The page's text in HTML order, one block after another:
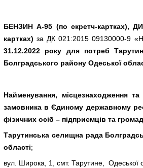
БЕНЗИН А-95 (по скретч-картках),
картках)за ДК 021:2015 09130000-9
31.12.2022 року для потреб
Болградського району Одеської
Найменування, місцезнаходження та
замовника в Єдиному державному
фізичних осіб – підприємців та
Тарутинська селищна рада
області;
вул. Широка, 1, смт. Тарутине, Одеської